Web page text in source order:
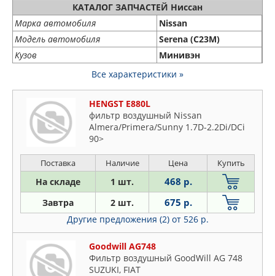
КАТАЛОГ ЗАПЧАСТЕЙ Ниссан
Марка автомобиля
Nissan
Модель автомобиля
Serena (C23M)
Кузов
Минивэн
Все характеристики »
HENGST E880L
фильтр воздушный Nissan
Almera/Primera/Sunny 1.7D-2.2Di/DCi
90>
Поставка Наличие Цена Купить
На складе 1 шт. 468 р.
Завтра 2 шт. 675 р.
Другие предложения (2) от 526 р.
Goodwill AG748
Фильтр воздушный GoodWill AG 748
SUZUKI, FIAT